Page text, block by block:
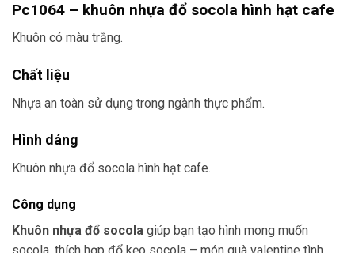
Pc1064 – khuôn nhựa đổ socola hình hạt cafe
Khuôn có màu trắng.
Chất liệu
Nhựa an toàn sử dụng trong ngành thực phẩm.
Hình dáng
Khuôn nhựa đổ socola hình hạt cafe.
Công dụng
Khuôn nhựa đổ socola giúp bạn tạo hình mong muốn